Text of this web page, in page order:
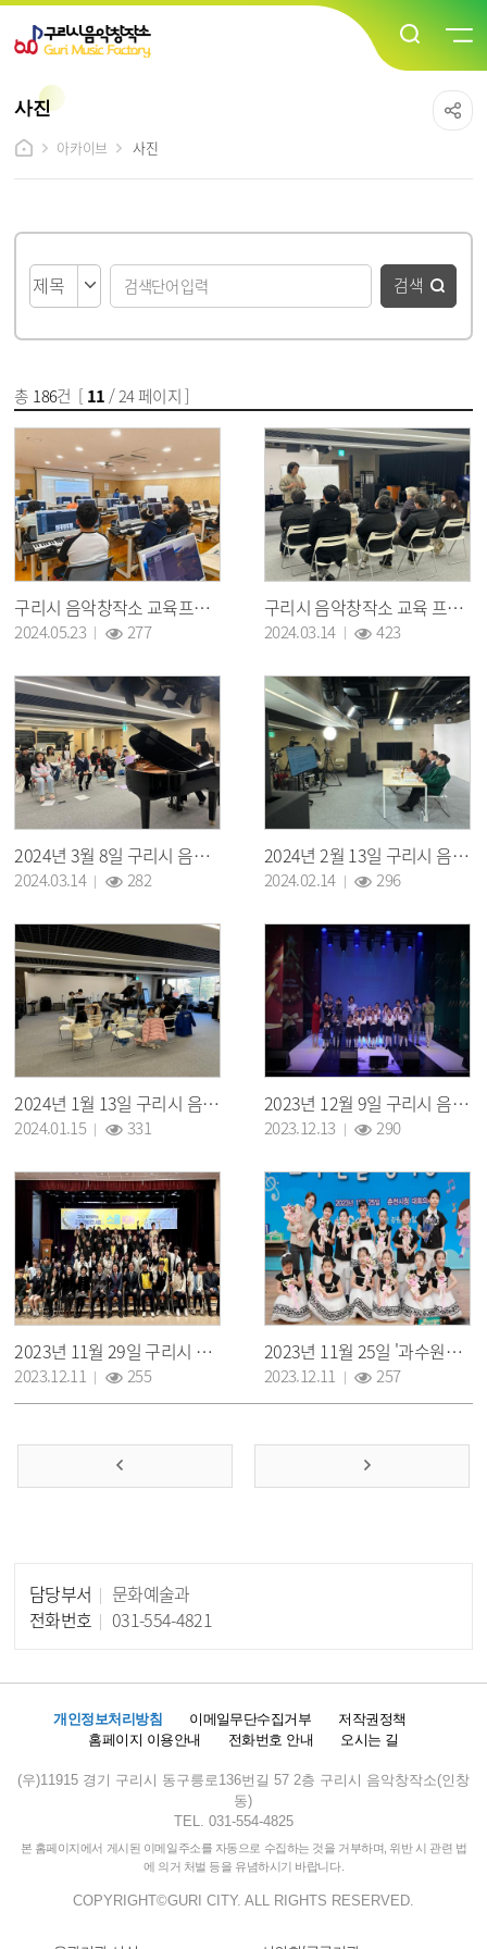
사진
아카이브
사진
검색
총 186건 [ 11 / 24 페이지 ]
구리시 음악창작소 교육프로그램 개러지 밴드 현장 모습
2024.05.23 277
구리시 음악창작소 교육 프로그램 '골든 보이스' 수업 현장 모습
2024.03.14 423
2024년 3월 8일 구리시 음악창작소 멀티스튜디오 어린이 동요 대회 연습 현장
2024.03.14 282
2024년 2월 13일 구리시 음악창작소 멀티 스튜디오 '아재의 참견' 촬영
2024.02.14 296
2024년 1월 13일 구리시 음악창작소 멀티 스튜디오 'LET'S GO 동요대회' 연습 사진
2024.01.15 331
2023년 12월 9일 구리시 음악창작소 쇼케이스 단체사진
2023.12.13 290
2023년 11월 29일 구리시 음악창작소 '스쿨KIN' 제작발표회 단체사진
2023.12.11 255
2023년 11월 25일 '과수원길 창작동요제' 구리시 음악창작소 대표 '레츠고 중창단' 단체사진
2023.12.11 257
담당부서
문화예술과
전화번호
031-554-4821
개인정보처리방침 이메일무단수집거부
저작권정책
홈페이지 이용안내
전화번호 안내 오시는 길
(우)11915 경기 구리시 동구릉로136번길 57 2층 구리시 음악창작소(인창
동)
TEL. 031-554-4825
본 홈페이지에서 게시된 이메일주소를 자동으로 수집하는 것을 거부하며, 위반 시 관련 법
에 의거 처벌 등을 유념하시기 바랍니다.
COPYRIGHT©GURI CITY. ALL RIGHTS RESERVED.